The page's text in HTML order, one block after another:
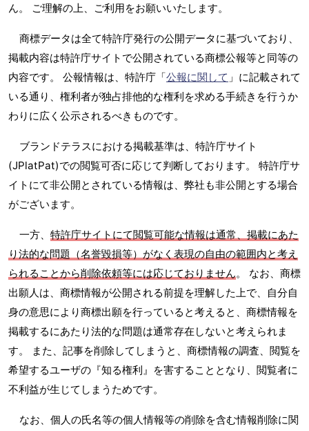
ん。 ご理解の上、ご利用をお願いいたします。
商標データは全て特許庁発行の公開データに基づいており、
掲載内容は特許庁サイトで公開されている商標公報等と同等の
内容です。 公報情報は、特許庁「公報に関して 」に記載されて
いる通り、権利者が独占排他的な権利を求める手続きを行うか
わりに広く公示されるべきものです。
ブランドテラスにおける掲載基準は、特許庁サイト
(JPlatPat)での閲覧可否に応じて判断しております。 特許庁サ
イトにて非公開とされている情報は、弊社も非公開とする場合
がございます。
一方、 特許庁サイトにて閲覧可能な情報は通常、掲載にあた
り法的な問題（名誉毀損等）がなく表現の自由の範囲内と考え
られることから削除依頼等には応じておりません。 なお、商標
出願人は、商標情報が公開される前提を理解した上で、自分自
身の意思により商標出願を行っていると考えると、商標情報を
掲載するにあたり法的な問題は通常存在しないと考えられま
す。 また、記事を削除してしまうと、商標情報の調査、閲覧を
希望するユーザの『知る権利』を害することとなり、閲覧者に
不利益が生じてしまうためです。
なお、個人の氏名等の個人情報等の削除を含む情報削除に関